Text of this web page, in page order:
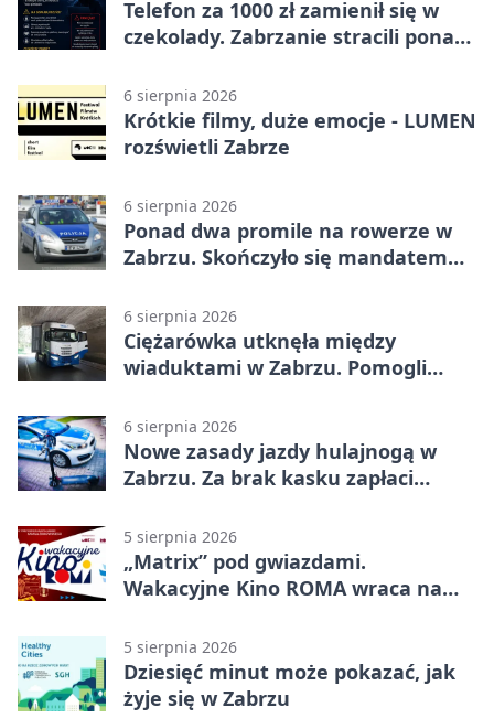
Telefon za 1000 zł zamienił się w
czekolady. Zabrzanie stracili ponad
6 sierpnia 2026
Krótkie filmy, duże emocje - LUMEN
rozświetli Zabrze
6 sierpnia 2026
Ponad dwa promile na rowerze w
Zabrzu. Skończyło się mandatem
6 sierpnia 2026
Ciężarówka utknęła między
wiaduktami w Zabrzu. Pomogli
6 sierpnia 2026
Nowe zasady jazdy hulajnogą w
Zabrzu. Za brak kasku zapłaci
5 sierpnia 2026
„Matrix” pod gwiazdami.
Wakacyjne Kino ROMA wraca na
5 sierpnia 2026
Dziesięć minut może pokazać, jak
żyje się w Zabrzu